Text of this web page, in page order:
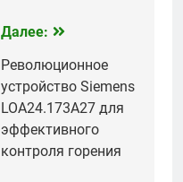
Далее:
Революционное
устройство Siemens
LOA24.173A27 для
эффективного
контроля горения